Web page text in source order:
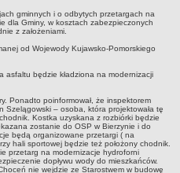
ZAWIERAJĄCYCH INFORMACJE O
gminnych i o odbytych przetargach na
dla Gminy, w kosztach zabezpieczonych
z założeniami.
od Wojewody Kujawsko-Pomorskiego
asfaltu będzie kładziona na modernizacji
Ponadto poinformował, że inspektorem
Szelągowski – osoba, która projektowała tę
Kostka uzyskana z rozbiórki będzie
zostanie do OSP w Bierzynie i do
będą organizowane przetargi ( na
hali sportowej będzie też położony chodnik.
przetarg na modernizacje hydroforni
dopływu wody do mieszkańców.
nie wejdzie ze Starostwem w budowę